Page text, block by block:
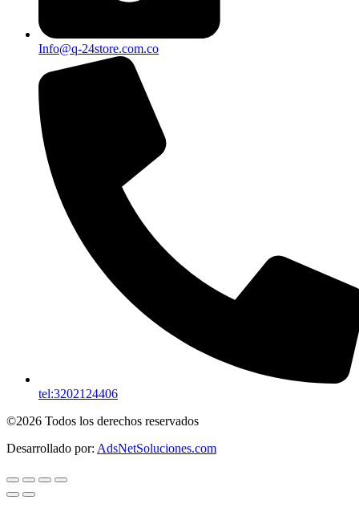
Info@q-24store.com.co
tel:3202124406
©2026 Todos los derechos reservados
Desarrollado por: AdsNetSoluciones.com